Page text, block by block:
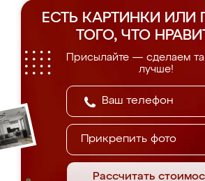
ЕСТЬ КАРТИНКИ ИЛИ
ТОГО, ЧТО
Присылайте — сделаем
лучше!
Прикрепить фото
Рассчитать